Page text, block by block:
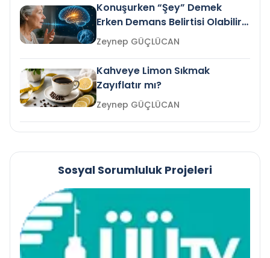
Konuşurken “Şey” Demek
Erken Demans Belirtisi Olabilir
mi?
Zeynep GÜÇLÜCAN
Kahveye Limon Sıkmak
Zayıflatır mı?
Zeynep GÜÇLÜCAN
Sosyal Sorumluluk Projeleri